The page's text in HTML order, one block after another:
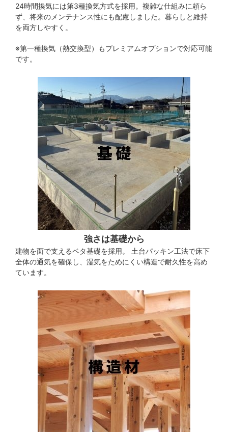
24時間換気には第3種換気方式を採用。複雑な仕組みに頼ら
ず、将来のメンテナンス性にも配慮しました。暮らしと維持
を両方しやすく。
※第一種換気（熱交換型）もプレミアムオプションで対応可能
です。
強さは基礎から
建物を面で支えるベタ基礎を採用。 土台パッキン工法で床下
全体の通気を確保し、湿気をためにくい構造で耐久性を高め
ています。